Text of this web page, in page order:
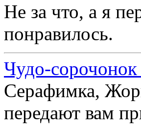
Не за что, а я
понравилось.
Чудо-
Серафимка,
передают вам